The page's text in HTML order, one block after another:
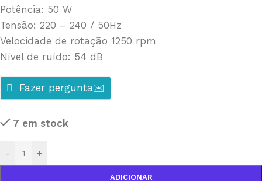
Potência: 50 W
Tensão: 220 – 240 / 50Hz
Velocidade de rotação 1250 rpm
Nível de ruído: 54 dB
Fazer pergunta✉️
7 em stock
- +
ADICIONAR